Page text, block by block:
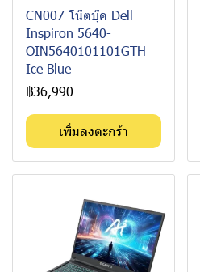
CN007 โน๊ตบุ๊ค Dell
Inspiron 5640-
OIN5640101101GTH
Ice Blue
฿36,990
เพิ่มลงตะกร้า